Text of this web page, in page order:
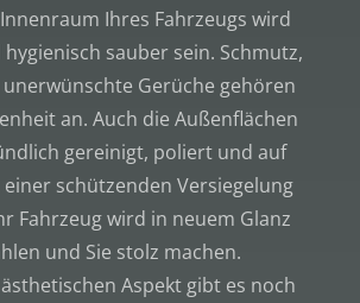
Ihres Fahrzeugs wird
sauber sein. Schmutz,
unerwünschte Gerüche gehören
an. Auch die Außenflächen
gereinigt, poliert und auf
schützenden Versiegelung
Fahrzeug wird in neuem Glanz
und Sie stolz machen.
Aspekt gibt es noch